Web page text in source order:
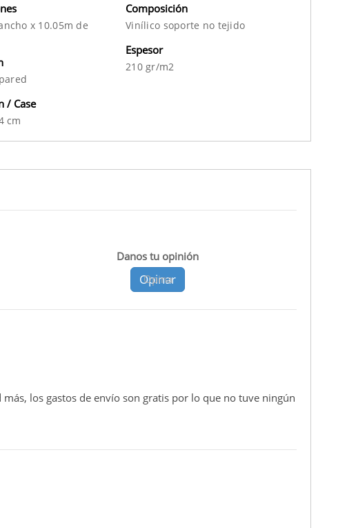
x 10.05m de
/ Case
cm
Composición
Vinílico soporte no tejido
Espesor
210 gr/m2
Opina
Danos tu opinión
Opinar
los gastos de envío son gratis por lo que no tuve ningún